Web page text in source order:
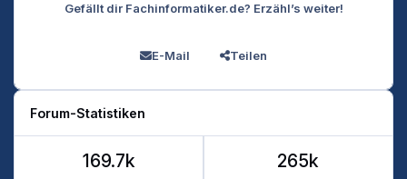
Gefällt dir Fachinformatiker.de? Erzähl’s weiter!
E-Mail Teilen
Forum-Statistiken
169.7k 265k